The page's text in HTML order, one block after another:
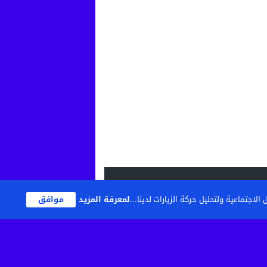
ولتحليل حركة الزيارات لدينا...لمعرفة المزيد موافق